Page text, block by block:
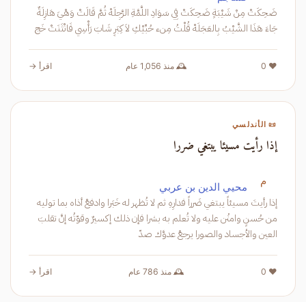
ضَحِكَتْ مِنْ شَيْبَةٍ ضَحِكَتْ فِي سَوَادِ اللَّمَّةِ الرَّجِلَهْ ثُمَّ قَالَتْ وَهْيَ هَازِلَةٌ
جَاءَ هَذَا الشَّيْبُ بِالعَجَلَهْ قُلْتُ مِنء حُبِّيْكِ لاَ كِبَرٍ شَابَ رَأْسِي فَانْثَنَتْ خَج
❤️ 0 🕰️ منذ 1,056 عام اقرأ →
📜 الأندلسي
إذا رأيت مسيئا يبتغي ضررا
م محيي الدين بن عربي
إذا رأيتَ مسيئاً يبتغي ضَرراً فدارِهِ ثم لا تُظهر له خَبَرا وادفعْ أذاه بما توليه
من حُسنٍ وامنُن عليه ولا تُعلم به بشرا فإن ذلك إكسيرٌ وقوّتُه إنَّ تقلبَ
العين والأجساد والصورا يرجعْ عدوَّك صدّ
❤️ 0 🕰️ منذ 786 عام اقرأ →